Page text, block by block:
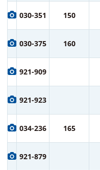
030-351 150
030-375 160
921-909
921-923
034-236 165
921-879